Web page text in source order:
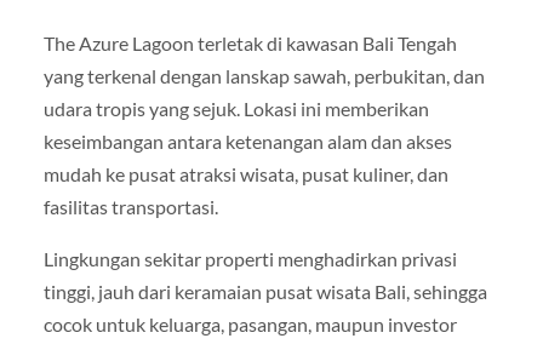
The Azure Lagoon terletak di kawasan Bali Tengah
yang terkenal dengan lanskap sawah, perbukitan, dan
udara tropis yang sejuk. Lokasi ini memberikan
keseimbangan antara ketenangan alam dan akses
mudah ke pusat atraksi wisata, pusat kuliner, dan
fasilitas transportasi.
Lingkungan sekitar properti menghadirkan privasi
tinggi, jauh dari keramaian pusat wisata Bali, sehingga
cocok untuk keluarga, pasangan, maupun investor